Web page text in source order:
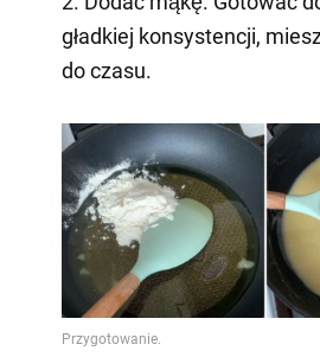
gładkiej konsystencji,
do czasu.